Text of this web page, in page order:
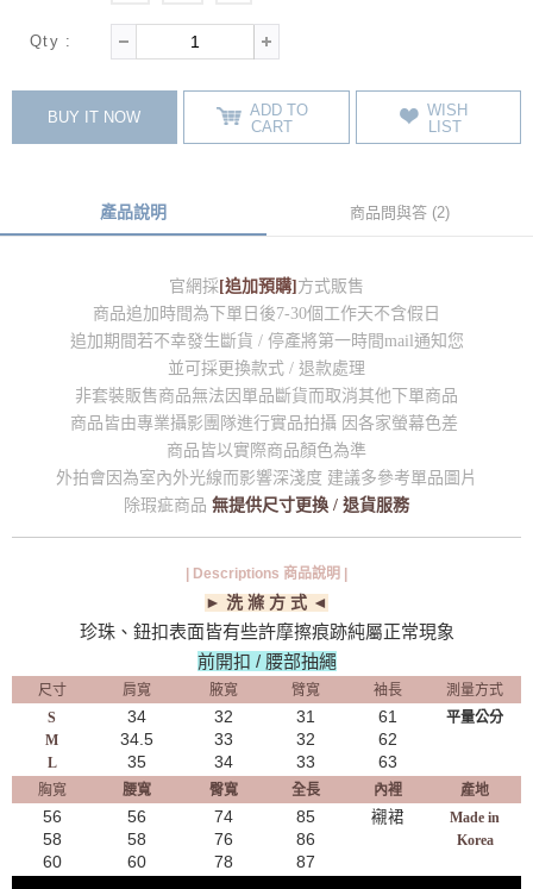
Qty :
BUY IT NOW
ADD TO
CART
WISH
LIST
產品說明 商品問與答 (2)
官網採 [追加預購] 方式販售
商品追加時間為下單日後7-30個工作天不含假日
追加期間若不幸發生斷貨 / 停產將第一時間mail通知您
並可採更換款式 / 退款處理
非套裝販售商品無法因單品斷貨而取消其他下單商品
商品皆由專業攝影團隊進行實品拍攝 因各家螢幕色差
商品皆以實際商品顏色為準
外拍會因為室內外光線而影響深淺度 建議多參考單品圖片
除瑕疵商品 無提供尺寸更換 / 退貨服務
| Descriptions 商品說明 |
► 洗 滌 方 式 ◄
珍珠、鈕扣表面皆有些許摩擦痕跡純屬正常現象
前開扣 / 腰部抽繩
尺寸 肩寬 腋寬 臂寬 袖長
測量方式
S
M
L
34
34.5
35
32
33
34
31
32
33
61
62
63
平量公分
胸寬 腰寬 臀寬 全長 內裡 產地
56
58
60
56
58
60
74
76
78
85
86
87
襯裙
Made in
Korea